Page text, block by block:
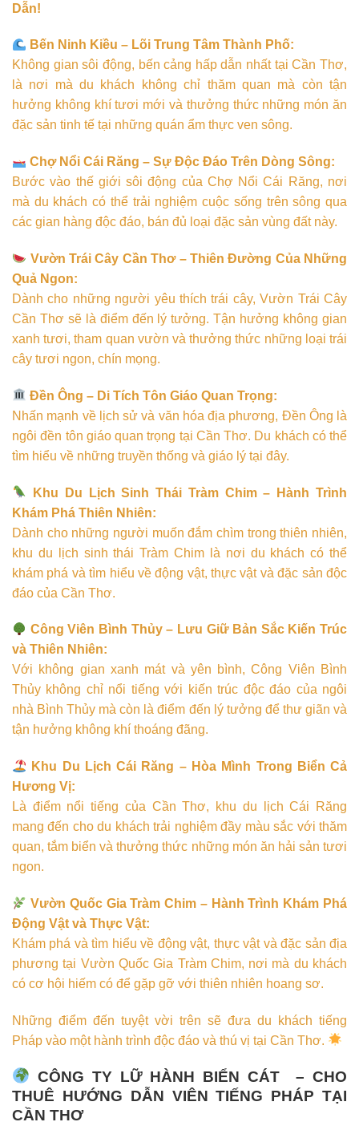
Dẫn!
Bến Ninh Kiều – Lõi Trung Tâm Thành Phố:
Không gian sôi động, bến cảng hấp dẫn nhất tại Cần Thơ,
là nơi mà du khách không chỉ thăm quan mà còn tận
hưởng không khí tươi mới và thưởng thức những món ăn
đặc sản tinh tế tại những quán ẩm thực ven sông.
Chợ Nổi Cái Răng – Sự Độc Đáo Trên Dòng Sông:
Bước vào thế giới sôi động của Chợ Nổi Cái Răng, nơi
mà du khách có thể trải nghiệm cuộc sống trên sông qua
các gian hàng độc đáo, bán đủ loại đặc sản vùng đất này.
Vườn Trái Cây Cần Thơ – Thiên Đường Của Những
Quả Ngon:
Dành cho những người yêu thích trái cây, Vườn Trái Cây
Cần Thơ sẽ là điểm đến lý tưởng. Tận hưởng không gian
xanh tươi, tham quan vườn và thưởng thức những loại trái
cây tươi ngon, chín mọng.
Đền Ông – Di Tích Tôn Giáo Quan Trọng:
Nhấn mạnh về lịch sử và văn hóa địa phương, Đền Ông là
ngôi đền tôn giáo quan trọng tại Cần Thơ. Du khách có thể
tìm hiểu về những truyền thống và giáo lý tại đây.
Khu Du Lịch Sinh Thái Tràm Chim – Hành Trình
Khám Phá Thiên Nhiên:
Dành cho những người muốn đắm chìm trong thiên nhiên,
khu du lịch sinh thái Tràm Chim là nơi du khách có thể
khám phá và tìm hiểu về động vật, thực vật và đặc sản độc
đáo của Cần Thơ.
Công Viên Bình Thủy – Lưu Giữ Bản Sắc Kiến Trúc
và Thiên Nhiên:
Với không gian xanh mát và yên bình, Công Viên Bình
Thủy không chỉ nổi tiếng với kiến trúc độc đáo của ngôi
nhà Bình Thủy mà còn là điểm đến lý tưởng để thư giãn và
tận hưởng không khí thoáng đãng.
Khu Du Lịch Cái Răng – Hòa Mình Trong Biển Cả
Hương Vị:
Là điểm nổi tiếng của Cần Thơ, khu du lịch Cái Răng
mang đến cho du khách trải nghiệm đầy màu sắc với thăm
quan, tắm biển và thưởng thức những món ăn hải sản tươi
ngon.
Vườn Quốc Gia Tràm Chim – Hành Trình Khám Phá
Động Vật và Thực Vật:
Khám phá và tìm hiểu về động vật, thực vật và đặc sản địa
phương tại Vườn Quốc Gia Tràm Chim, nơi mà du khách
có cơ hội hiếm có để gặp gỡ với thiên nhiên hoang sơ.
Những điểm đến tuyệt vời trên sẽ đưa du khách tiếng
Pháp vào một hành trình độc đáo và thú vị tại Cần Thơ.
CÔNG TY LỮ HÀNH BIỂN CÁT – CHO
THUÊ HƯỚNG DẪN VIÊN TIẾNG PHÁP TẠI
CẦN THƠ